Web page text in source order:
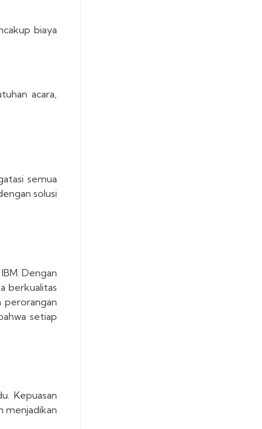
biaya
acara,
semua
solusi
Dengan
berkualitas
perorangan
setiap
Kepuasan
menjadikan